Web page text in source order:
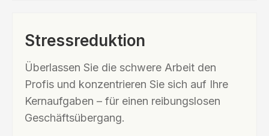
Stressreduktion
Überlassen Sie die schwere Arbeit den
Profis und konzentrieren Sie sich auf Ihre
Kernaufgaben – für einen reibungslosen
Geschäftsübergang.